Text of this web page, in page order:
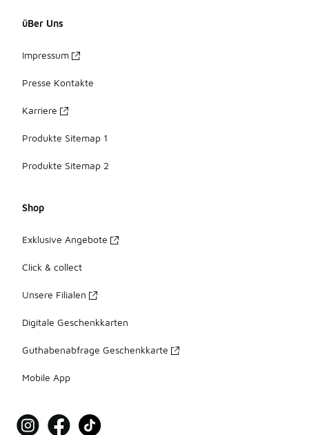
üBer Uns
Impressum
Presse Kontakte
Karriere
Produkte Sitemap 1
Produkte Sitemap 2
Shop
Exklusive Angebote
Click & collect
Unsere Filialen
Digitale Geschenkkarten
Guthabenabfrage Geschenkkarte
Mobile App